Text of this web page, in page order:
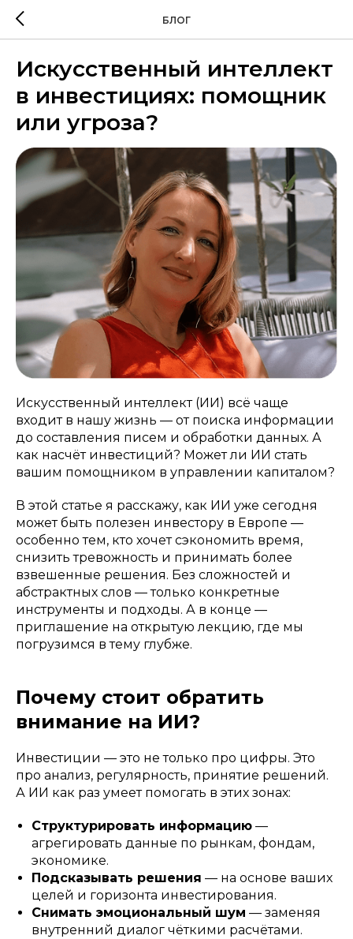
БЛОГ
Искусственный интеллект
в инвестициях: помощник
или угроза?
Искусственный интеллект (ИИ) всё чаще
входит в нашу жизнь — от поиска информации
до составления писем и обработки данных. А
как насчёт инвестиций? Может ли ИИ стать
вашим помощником в управлении капиталом?
В этой статье я расскажу, как ИИ уже сегодня
может быть полезен инвестору в Европе —
особенно тем, кто хочет сэкономить время,
снизить тревожность и принимать более
взвешенные решения. Без сложностей и
абстрактных слов — только конкретные
инструменты и подходы. А в конце —
приглашение на открытую лекцию, где мы
погрузимся в тему глубже.
Почему стоит обратить
внимание на ИИ?
Инвестиции — это не только про цифры. Это
про анализ, регулярность, принятие решений.
А ИИ как раз умеет помогать в этих зонах:
Структурировать информацию —
агрегировать данные по рынкам, фондам,
экономике.
Подсказывать решения — на основе ваших
целей и горизонта инвестирования.
Снимать эмоциональный шум — заменяя
внутренний диалог чёткими расчётами.